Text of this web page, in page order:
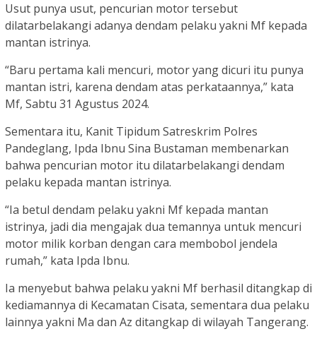
Usut punya usut, pencurian motor tersebut
dilatarbelakangi adanya dendam pelaku yakni Mf kepada
mantan istrinya.
“Baru pertama kali mencuri, motor yang dicuri itu punya
mantan istri, karena dendam atas perkataannya,” kata
Mf, Sabtu 31 Agustus 2024.
Sementara itu, Kanit Tipidum Satreskrim Polres
Pandeglang, Ipda Ibnu Sina Bustaman membenarkan
bahwa pencurian motor itu dilatarbelakangi dendam
pelaku kepada mantan istrinya.
“Ia betul dendam pelaku yakni Mf kepada mantan
istrinya, jadi dia mengajak dua temannya untuk mencuri
motor milik korban dengan cara membobol jendela
rumah,” kata Ipda Ibnu.
Ia menyebut bahwa pelaku yakni Mf berhasil ditangkap di
kediamannya di Kecamatan Cisata, sementara dua pelaku
lainnya yakni Ma dan Az ditangkap di wilayah Tangerang.